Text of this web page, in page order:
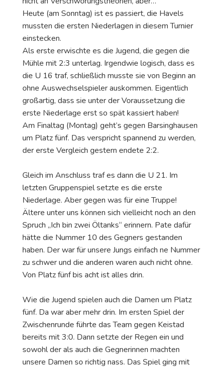
Heute (am Sonntag) ist es passiert, die Havels
mussten die ersten Niederlagen in diesem Turnier
einstecken.
Als erste erwischte es die Jugend, die gegen die
Mühle mit 2:3 unterlag. Irgendwie logisch, dass es
die U 16 traf, schließlich musste sie von Beginn an
ohne Auswechselspieler auskommen. Eigentlich
großartig, dass sie unter der Voraussetzung die
erste Niederlage erst so spät kassiert haben!
Am Finaltag (Montag) geht’s gegen Barsinghausen
um Platz fünf. Das verspricht spannend zu werden,
der erste Vergleich gestern endete 2:2.
Gleich im Anschluss traf es dann die U 21. Im
letzten Gruppenspiel setzte es die erste
Niederlage. Aber gegen was für eine Truppe!
Ältere unter uns können sich vielleicht noch an den
Spruch „Ich bin zwei Öltanks“ erinnern. Pate dafür
hätte die Nummer 10 des Gegners gestanden
haben. Der war für unsere Jungs einfach ne Nummer
zu schwer und die anderen waren auch nicht ohne.
Von Platz fünf bis acht ist alles drin.
Wie die Jugend spielen auch die Damen um Platz
fünf. Da war aber mehr drin. Im ersten Spiel der
Zwischenrunde führte das Team gegen Keistad
bereits mit 3:0. Dann setzte der Regen ein und
sowohl der als auch die Gegnerinnen machten
unsere Damen so richtig nass. Das Spiel ging mit